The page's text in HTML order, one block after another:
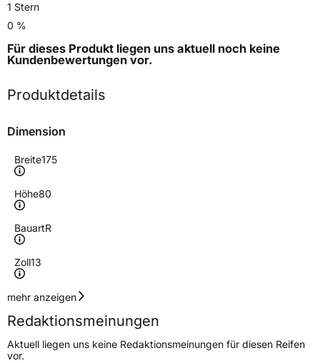
1 Stern
0 %
Für dieses Produkt liegen uns aktuell noch keine
Kundenbewertungen vor.
Produktdetails
Dimension
Breite175
Höhe80
BauartR
Zoll13
Geschwindigkeitsindex
Höchstgeschwindigkeit
170 km/h
Lastindex97/95
mehr anzeigen
Redaktionsmeinungen
Aktuell liegen uns keine Redaktionsmeinungen für diesen Reifen
vor.